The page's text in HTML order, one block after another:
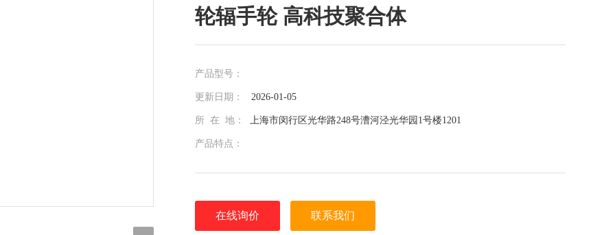
轮辐手轮 高科技聚合体
产品型号：
更新日期： 2026-01-05
所 在 地： 上海市闵行区光华路248号漕河泾光华园1号楼1201
产品特点：
在线询价 联系我们